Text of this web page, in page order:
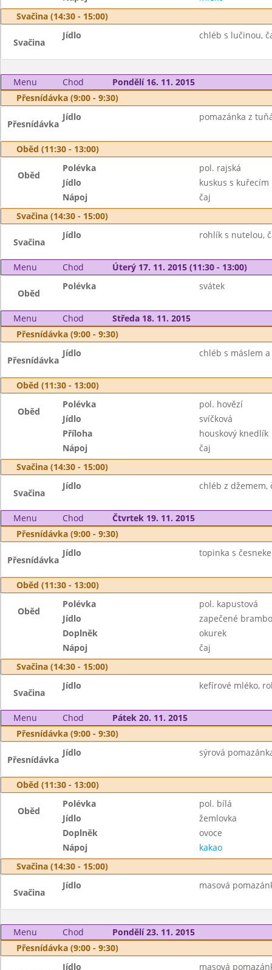
Svačina (14:30 - 15:00)
Svačina
Jídlo chléb s lučinou,
Menu Chod
Pondělí 16. 11. 2015
Přesnídávka (9:00 - 9:30)
Přesnídávka
Jídlo pomazánka z
Oběd (11:30 - 13:00)
Oběd
Polévka
pol. rajská
Jídlo
kuskus s
Nápoj
čaj
Svačina (14:30 - 15:00)
Svačina
Jídlo rohlík s nutelou,
Menu Chod Úterý 17. 11. 2015 (11:30 - 13:00)
Oběd
Polévka svátek
Menu Chod
Středa 18. 11. 2015
Přesnídávka (9:00 - 9:30)
Přesnídávka
Jídlo chléb s máslem
Oběd (11:30 - 13:00)
Oběd
Polévka
pol. hovězí
Jídlo
svíčková
Příloha
houskový knedlík
Nápoj
čaj
Svačina (14:30 - 15:00)
Svačina
Jídlo chléb z džemem,
Menu Chod
Čtvrtek 19. 11. 2015
Přesnídávka (9:00 - 9:30)
Přesnídávka
Jídlo topinka s
Oběd (11:30 - 13:00)
Oběd
Polévka
pol. kapustová
Jídlo
zapečené
Doplněk
okurek
Nápoj
čaj
Svačina (14:30 - 15:00)
Svačina
Jídlo kefírové mléko,
Menu Chod
Pátek 20. 11. 2015
Přesnídávka (9:00 - 9:30)
Přesnídávka
Jídlo sýrová
Oběd (11:30 - 13:00)
Oběd
Polévka
pol. bílá
Jídlo
žemlovka
Doplněk
ovoce
Nápoj
kakao
Svačina (14:30 - 15:00)
Svačina
Jídlo masová
Menu Chod
Pondělí 23. 11. 2015
Přesnídávka (9:00 - 9:30)
Jídlo masová